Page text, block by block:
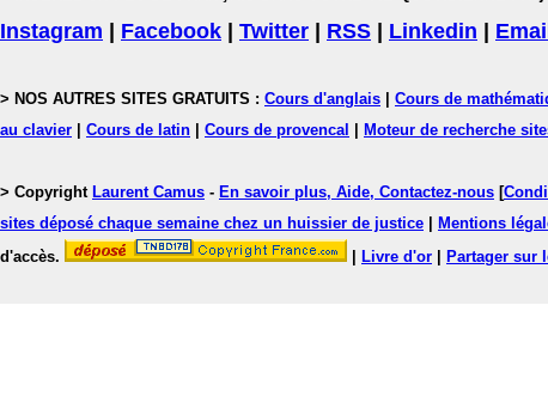
Instagram Facebook Twitter RSS Linkedin Email
> NOS AUTRES SITES GRATUITS : Cours d'anglais Cours de
au clavier
Cours de latin Cours de provencal Moteur de recherche
> Copyright Laurent Camus - En savoir plus, Aide, Contactez-nous [
sites déposé chaque semaine chez un huissier de justice
Mentions
d'accès.
Livre d'or Partager sur